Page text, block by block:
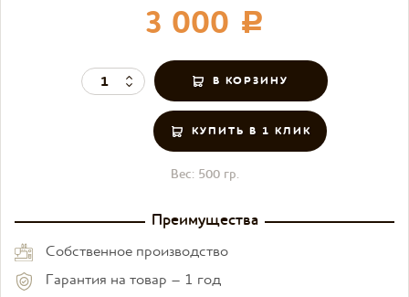
3 000 c
КУПИТЬ В 1 КЛИК
Вес: 500 гр.
Преимущества
Собственное производство
Гарантия на товар – 1 год